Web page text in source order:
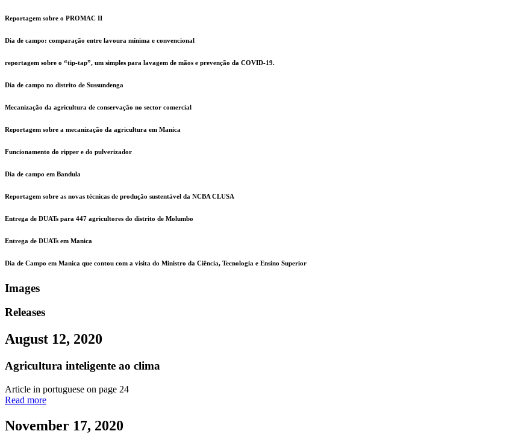
Reportagem sobre o PROMAC II
Dia de campo: comparação entre lavoura mínima e convencional
reportagem sobre o “tip-tap”, um simples para lavagem de mãos e prevenção da COVID-19.
Dia de campo no distrito de Sussundenga
Mecanização da agricultura de conservação no sector comercial
Reportagem sobre a mecanização da agricultura em Manica
Funcionamento do ripper e do pulverizador
Dia de campo em Bandula
Reportagem sobre as novas técnicas de produção sustentável da NCBA CLUSA
Entrega de DUATs para 447 agricultores do distrito de Molumbo
Entrega de DUATs em Manica
Dia de Campo em Manica que contou com a visita do Ministro da Ciência, Tecnologia e Ensino Superior
Images
Releases
August 12, 2020
Agricultura inteligente ao clima
Article in portuguese on page 24
Read more
November 17, 2020